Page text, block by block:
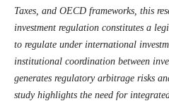
Taxes, and OECD frameworks, this
investment regulation constitutes a
to regulate under international
institutional coordination between
generates regulatory arbitrage risks
study highlights the need for